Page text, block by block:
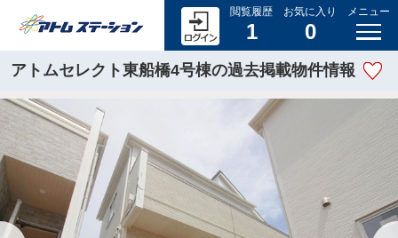
閲覧履歴
1
お気に入り
0
メニュー
アトムセレクト東船橋4号棟の過去掲載物件情報